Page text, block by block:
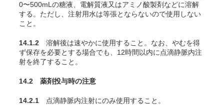
0〜500mLの糖液、電解質液又はアミノ酸製剤などに溶解
する。ただし、注射用水は等張とならないので使用しない
こと。
14.1.2 溶解後は速やかに使用すること。なお、やむを得
ず保存を必要とする場合でも、12時間以内に点滴静脈内注
射を終了すること。
14.2 薬剤投与時の注意
14.2.1 点滴静脈内注射にのみ使用すること。